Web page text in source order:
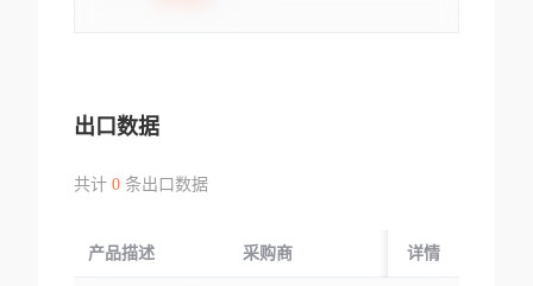
出口数据
共计 0条出口数据
产品描述 采购商 起运国/地区
详情